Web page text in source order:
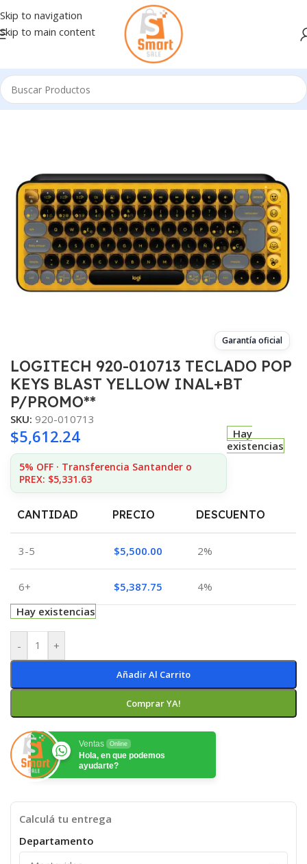
Skip to navigation
Skip to main content
Inicio/Teclados - Combos/TECLADOS INALÁMBRICOS
Garantía oficial
LOGITECH 920-010713 TECLADO POP
KEYS BLAST YELLOW INAL+BT
P/PROMO**
SKU: 920-010713
$5,612.24
5% OFF · Transferencia Santander o
PREX: $5,331.63
Hay
existencias
CANTIDAD PRECIO DESCUENTO
3-5 $5,500.00 2%
6+ $5,387.75
4%
Hay existencias
- +
Añadir Al Carrito
Comprar YA!
Ventas Online
Hola, en que podemos
ayudarte?
Calculá tu entrega
Departamento